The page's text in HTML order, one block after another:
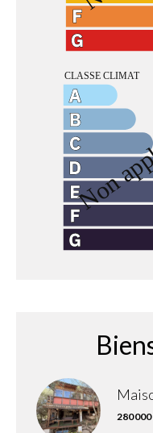
280 000